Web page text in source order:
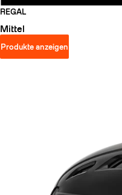
REGAL
Mittel
Produkte anzeigen